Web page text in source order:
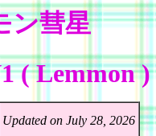
ン彗星
( Lemmon )
Updated on July 28, 2026